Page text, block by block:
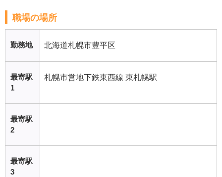
職場の場所
勤務地 北海道札幌市豊平区
最寄駅
1
札幌市営地下鉄東西線 東札幌駅
最寄駅
2
最寄駅
3